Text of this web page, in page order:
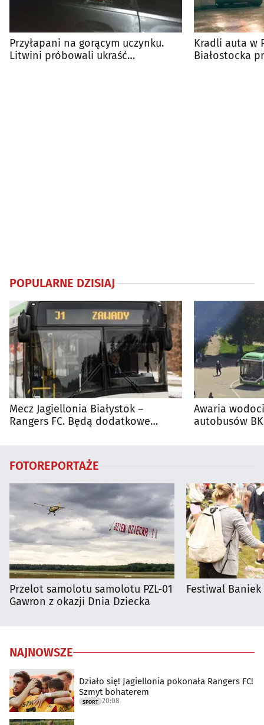
Przyłapani na gorącym uczynku.
Litwini próbowali ukraść
Kradli auta w
Białostocka
POPULARNE DZISIAJ
Mecz Jagiellonia Białystok –
Rangers FC. Będą dodatkowe
Awaria
autobusów
FOTOREPORTAŻE
Przelot samolotu samolotu PZL-01
Gawron z okazji Dnia Dziecka
Festiwal
NAJNOWSZE
Działo się! Jagiellonia pokonała Rangers FC!
Szmyt bohaterem
SPORT 20:08